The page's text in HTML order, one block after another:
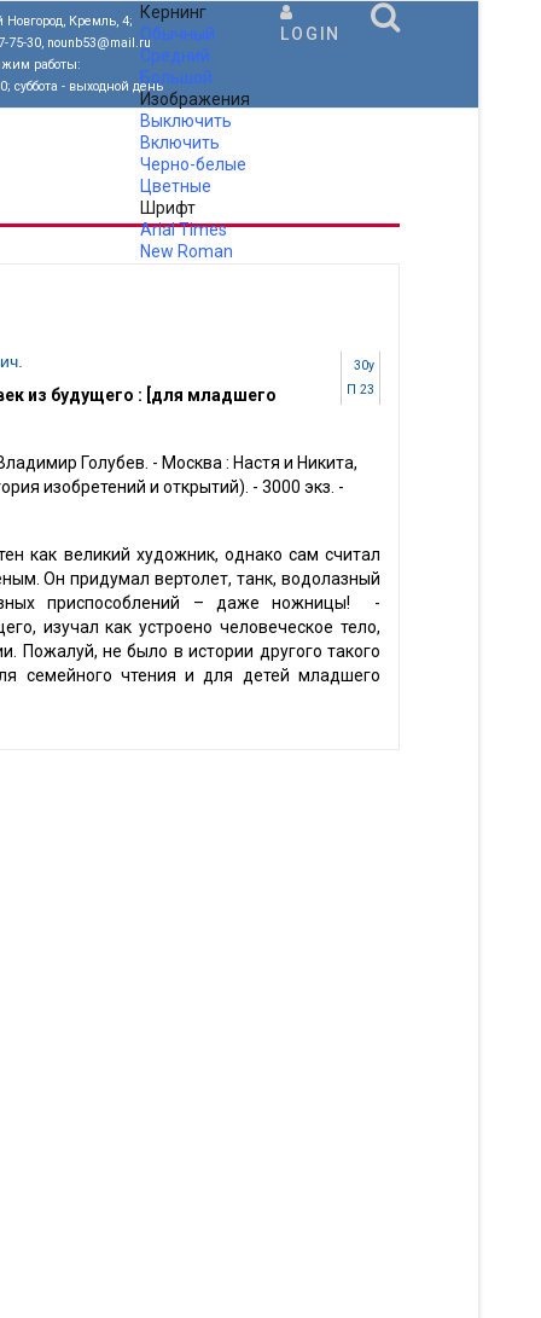
Новгород, Кремль, 4;
75-30, nounb53@mail.ru
работы:
суббота - выходной день
Кернинг
Обычный
Средний
Большой
Изображения
Выключить
Включить
Черно-белые
Цветные
Шрифт
ArialTimes
New Roman
LOGIN
30у
П 23
из будущего : [для младшего
Голубев. - Москва : Настя и Никита,
изобретений и открытий). - 3000 экз. -
как великий художник, однако сам считал
Он придумал вертолет, танк, водолазный
приспособлений – даже ножницы! -
изучал как устроено человеческое тело,
Пожалуй, не было в истории другого такого
семейного чтения и для детей младшего